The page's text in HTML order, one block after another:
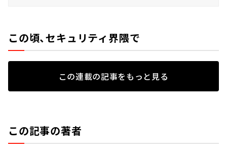
この頃、セキュリティ界隈で
この連載の記事をもっと見る
この記事の著者